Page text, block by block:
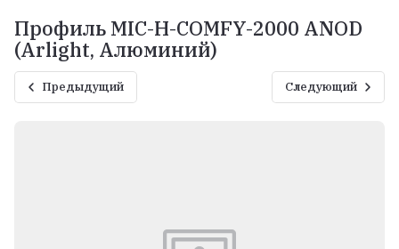
Профиль MIC-H-COMFY-2000 ANOD
(Arlight, Алюминий)
Предыдущий Следующий